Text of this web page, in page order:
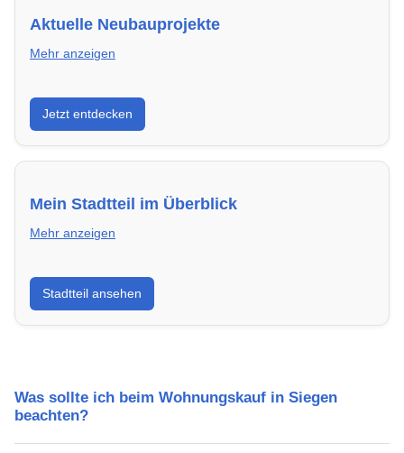
Aktuelle Neubauprojekte
Mehr anzeigen
Entdecke Neubauprojekte in Siegen – modern,
energieeffizient und sofort bezugsfertig.
Jetzt entdecken
Mein Stadtteil im Überblick
Mehr anzeigen
Erfahre mehr über deinen Stadtteil in Siegen:
Lebensqualität, Verkehrsanbindung, Schulen,
Freizeitmöglichkeiten und Mietpreise.
Stadtteil ansehen
Was sollte ich beim Wohnungskauf in Siegen
beachten?